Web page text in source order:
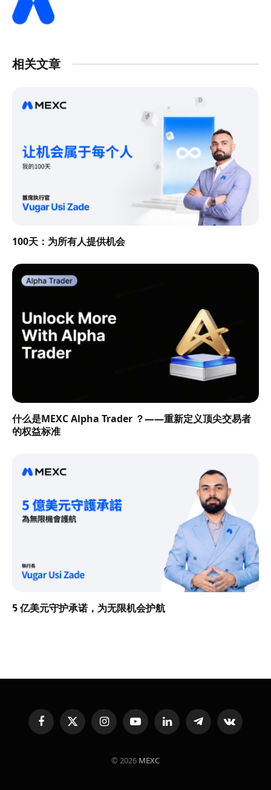
相关文章
100天：为所有人提供机会
什么是MEXC Alpha Trader ？——重新定义顶尖交易者
的权益标准
5 亿美元守护承诺，为无限机会护航
FacebookX
(Twitter)
InstagramYouTubeLinkedInTelegramVKontakte
© 2026 MEXC